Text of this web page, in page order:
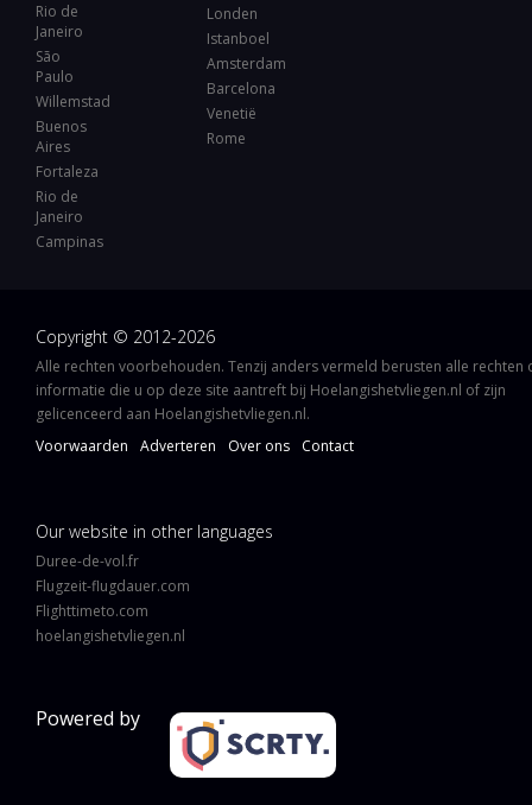
Rio de
Janeiro
São
Paulo
Willemstad
Buenos
Aires
Fortaleza
Rio de
Janeiro
Campinas
Londen
Istanboel
Amsterdam
Barcelona
Venetië
Rome
Copyright © 2012-2026
Alle rechten voorbehouden. Tenzij anders vermeld berusten alle rechten
informatie die u op deze site aantreft bij Hoelangishetvliegen.nl of zijn
gelicenceerd aan Hoelangishetvliegen.nl.
Voorwaarden
Adverteren Over ons Contact
Our website in other languages
Duree-de-vol.fr
Flugzeit-flugdauer.com
Flighttimeto.com
hoelangishetvliegen.nl
Powered by